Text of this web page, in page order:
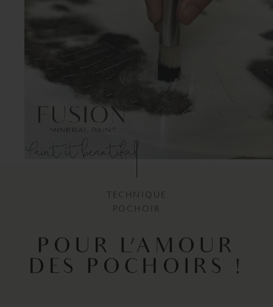
TECHNIQUE
POCHOIR
POUR L'AMOUR
DES POCHOIRS !